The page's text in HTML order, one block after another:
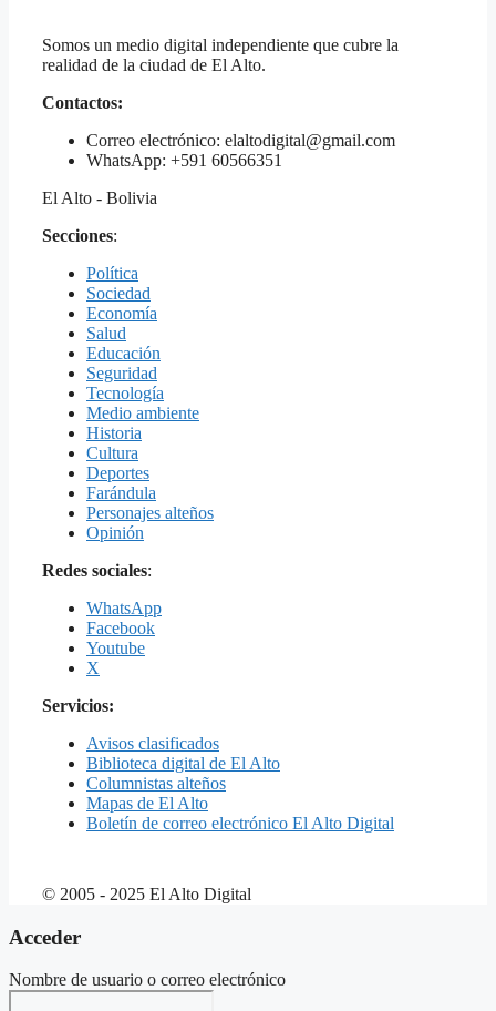
Somos un medio digital independiente que cubre la
realidad de la ciudad de El Alto.
Contactos:
Correo electrónico: elaltodigital@gmail.com
WhatsApp: +591 60566351
El Alto - Bolivia
Secciones:
Política
Sociedad
Economía
Salud
Educación
Seguridad
Tecnología
Medio ambiente
Historia
Cultura
Deportes
Farándula
Personajes alteños
Opinión
Redes sociales:
WhatsApp
Facebook
Youtube
X
Servicios:
Avisos clasificados
Biblioteca digital de El Alto
Columnistas alteños
Mapas de El Alto
Boletín de correo electrónico El Alto Digital
© 2005 - 2025 El Alto Digital
Acceder
Nombre de usuario o correo electrónico